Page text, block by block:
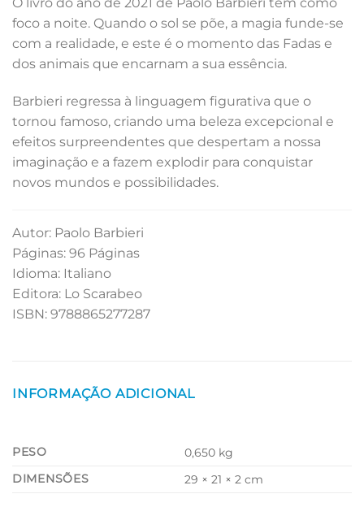
foco a noite. Quando o sol se põe, a magia funde-se
com a realidade, e este é o momento das Fadas e
dos animais que encarnam a sua essência.
Barbieri regressa à linguagem figurativa que o
tornou famoso, criando uma beleza excepcional e
efeitos surpreendentes que despertam a nossa
imaginação e a fazem explodir para conquistar
novos mundos e possibilidades.
Autor: Paolo Barbieri
Páginas: 96 Páginas
Idioma: Italiano
Editora: Lo Scarabeo
ISBN: 9788865277287
INFORMAÇÃO ADICIONAL
PESO
0,650 kg
DIMENSÕES
29 × 21 × 2 cm